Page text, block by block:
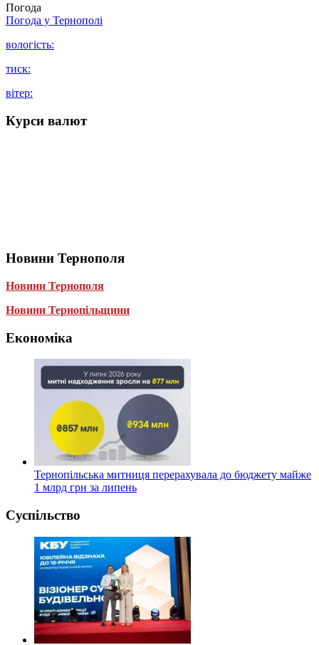
Погода
Погода у Тернополі
вологість:
тиск:
вітер:
Курси валют
Новини Тернополя
Новини Тернополя
Новини Тернопільщини
Економіка
Тернопільська митниця перерахувала до бюджету майже
1 млрд грн за липень
Суспільство